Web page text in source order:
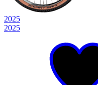
2025
2025